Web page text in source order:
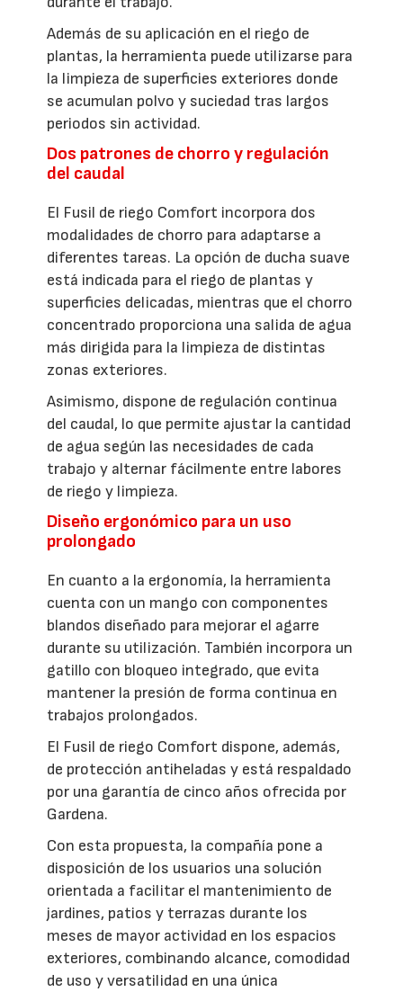
Además de su aplicación en el riego de
plantas, la herramienta puede utilizarse para
la limpieza de superficies exteriores donde
se acumulan polvo y suciedad tras largos
periodos sin actividad.
Dos patrones de chorro y regulación
del caudal
El Fusil de riego Comfort incorpora dos
modalidades de chorro para adaptarse a
diferentes tareas. La opción de ducha suave
está indicada para el riego de plantas y
superficies delicadas, mientras que el chorro
concentrado proporciona una salida de agua
más dirigida para la limpieza de distintas
zonas exteriores.
Asimismo, dispone de regulación continua
del caudal, lo que permite ajustar la cantidad
de agua según las necesidades de cada
trabajo y alternar fácilmente entre labores
de riego y limpieza.
Diseño ergonómico para un uso
prolongado
En cuanto a la ergonomía, la herramienta
cuenta con un mango con componentes
blandos diseñado para mejorar el agarre
durante su utilización. También incorpora un
gatillo con bloqueo integrado, que evita
mantener la presión de forma continua en
trabajos prolongados.
El Fusil de riego Comfort dispone, además,
de protección antiheladas y está respaldado
por una garantía de cinco años ofrecida por
Gardena.
Con esta propuesta, la compañía pone a
disposición de los usuarios una solución
orientada a facilitar el mantenimiento de
jardines, patios y terrazas durante los
meses de mayor actividad en los espacios
exteriores, combinando alcance, comodidad
de uso y versatilidad en una única